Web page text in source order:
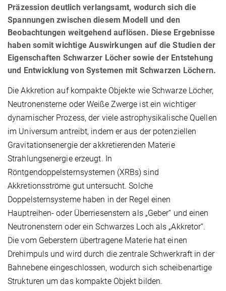
Präzession deutlich verlangsamt, wodurch sich die
Spannungen zwischen diesem Modell und den
Beobachtungen weitgehend auflösen. Diese Ergebnisse
haben somit wichtige Auswirkungen auf die Studien der
Eigenschaften Schwarzer Löcher sowie der Entstehung
und Entwicklung von Systemen mit Schwarzen Löchern.
Die Akkretion auf kompakte Objekte wie Schwarze Löcher,
Neutronensterne oder Weiße Zwerge ist ein wichtiger
dynamischer Prozess, der viele astrophysikalische Quellen
im Universum antreibt, indem er aus der potenziellen
Gravitationsenergie der akkretierenden Materie
Strahlungsenergie erzeugt. In
Röntgendoppelsternsystemen (XRBs) sind
Akkretionsströme gut untersucht. Solche
Doppelsternsysteme haben in der Regel einen
Hauptreihen- oder Überriesenstern als „Geber“ und einen
Neutronenstern oder ein Schwarzes Loch als „Akkretor“.
Die vom Geberstern übertragene Materie hat einen
Drehimpuls und wird durch die zentrale Schwerkraft in der
Bahnebene eingeschlossen, wodurch sich scheibenartige
Strukturen um das kompakte Objekt bilden.